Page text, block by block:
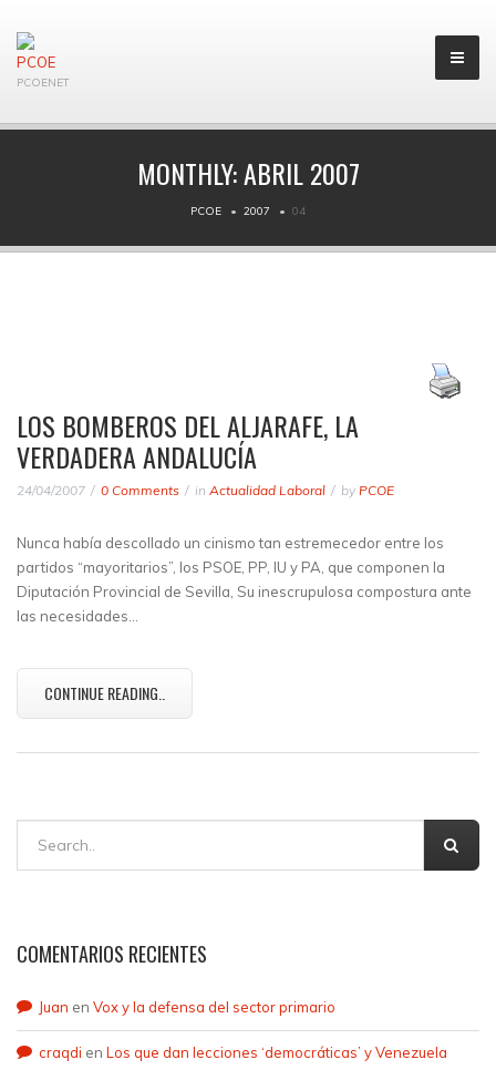
PCOENET
MONTHLY:ABRIL 2007
PCOE 2007 04
LOS BOMBEROS DEL ALJARAFE, LA
VERDADERA ANDALUCÍA
24/04/2007 0 Comments in Actualidad Laboral by PCOE
Nunca había descollado un cinismo tan estremecedor entre los
partidos “mayoritarios”, los PSOE, PP, IU y PA, que componen la
Diputación Provincial de Sevilla, Su inescrupulosa compostura ante
las necesidades…
CONTINUE READING..
COMENTARIOS RECIENTES
Juan en Vox y la defensa del sector primario
craqdi en Los que dan lecciones ‘democráticas’ y Venezuela